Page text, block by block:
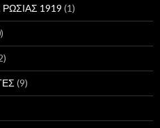
1919 (1)
(9)